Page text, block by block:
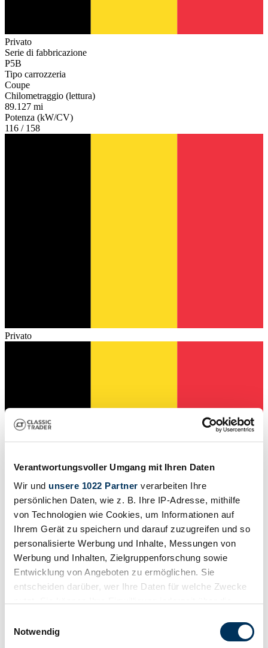
Verantwortungsvoller Umgang mit Ihren Daten
Wir und unsere 1022 Partner verarbeiten Ihre
persönlichen Daten, wie z. B. Ihre IP-Adresse, mithilfe
von Technologien wie Cookies, um Informationen auf
Ihrem Gerät zu speichern und darauf zuzugreifen und so
personalisierte Werbung und Inhalte, Messungen von
Werbung und Inhalten, Zielgruppenforschung sowie
Entwicklung von Angeboten zu ermöglichen. Sie
entscheiden darüber, wer Ihre Daten für welche Zwecke
Trigger Symbol ändern oder widerrufen
Notwendig
Privato
Serie di fabbricazione
P5B
Tipo carrozzeria
Coupe
Chilometraggio (lettura)
89.127 mi
Potenza (kW/CV)
116 / 158
Privato
Privato
L'inserzione è scaduta